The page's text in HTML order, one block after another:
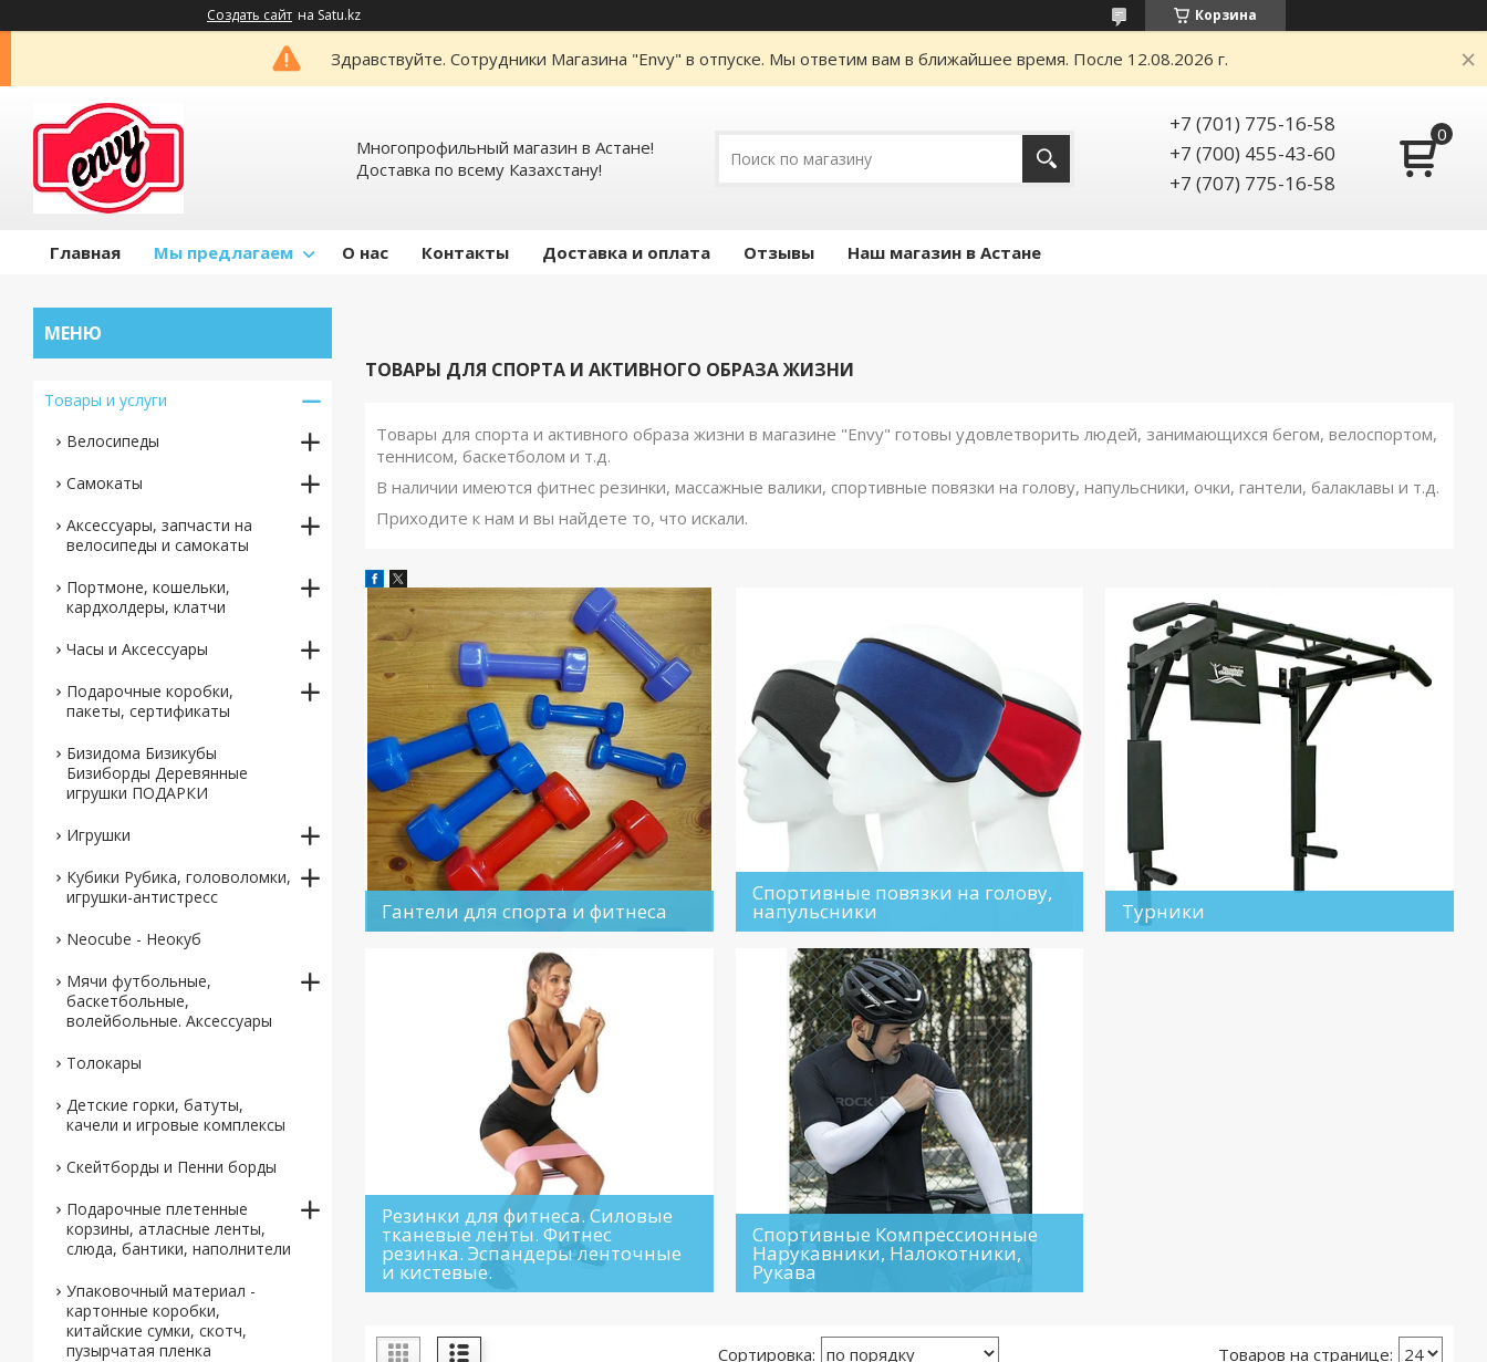
Создать сайт на Satu.kz Корзина
Здравствуйте. Сотрудники Магазина "Envy" в отпуске. Мы ответим вам в ближайшее время. После 12.08.2026 г.
Многопрофильный магазин в Астане!
Доставка по всему Казахстану!
+7 (701) 775-16-58
+7 (700) 455-43-60
+7 (707) 775-16-58
Главная Мы предлагаем О нас Контакты Доставка и оплата Отзывы Наш магазин в Астане
ТОВАРЫ ДЛЯ СПОРТА И АКТИВНОГО ОБРАЗА ЖИЗНИ
Товары для спорта и активного образа жизни в магазине "Envy" готовы удовлетворить людей, занимающихся бегом, велоспортом,
теннисом, баскетболом и т.д.
В наличии имеются фитнес резинки, массажные валики, спортивные повязки на голову, напульсники, очки, гантели, балаклавы и т.д.
Приходите к нам и вы найдете то, что искали.
Гантели для спорта и фитнеса
Спортивные повязки на голову,
напульсники Турники
Резинки для фитнеса. Силовые
тканевые ленты. Фитнес
резинка. Эспандеры ленточные
и кистевые.
Спортивные Компрессионные
Нарукавники, Налокотники,
Рукава
Товары и услуги
Велосипеды
Самокаты
Аксессуары, запчасти на
велосипеды и самокаты
Портмоне, кошельки,
кардхолдеры, клатчи
Часы и Аксессуары
Подарочные коробки,
пакеты, сертификаты
Бизидома Бизикубы
Бизиборды Деревянные
игрушки ПОДАРКИ
Игрушки
Кубики Рубика, головоломки,
игрушки-антистресс
Neocube - Неокуб
Мячи футбольные,
баскетбольные,
волейбольные. Аксессуары
Толокары
Детские горки, батуты,
качели и игровые комплексы
Скейтборды и Пенни борды
Подарочные плетенные
корзины, атласные ленты,
слюда, бантики, наполнители
Упаковочный материал -
картонные коробки,
китайские сумки, скотч,
пузырчатая пленка